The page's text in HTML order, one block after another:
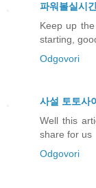
파워볼실시
Keep up
starting,
Odgovori
사설 토토사
Well this
share for us
Odgovori